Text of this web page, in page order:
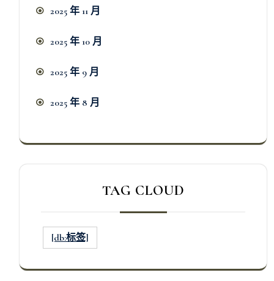
2025 年 11 月
2025 年 10 月
2025 年 9 月
2025 年 8 月
TAG CLOUD
[db:标签]